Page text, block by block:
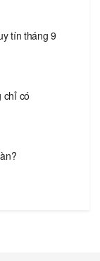
tín tháng 9
chỉ có